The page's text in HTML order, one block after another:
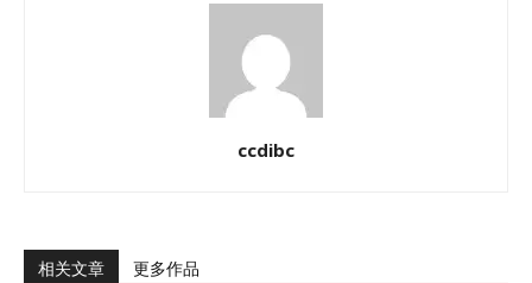
ccdibc
相关文章 更多作品